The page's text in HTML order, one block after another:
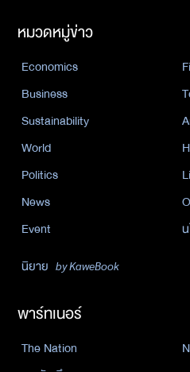
หมวดหมู่ข่าว
Economics
Business
Sustainability
World
Politics
News
Event
นิยาย by KaweBook
พาร์ทเนอร์
The Nation